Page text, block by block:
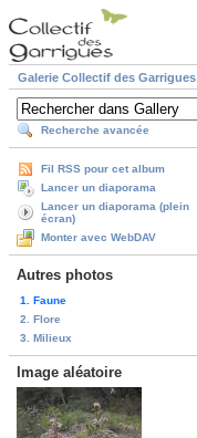
Galerie Collectif des Garrigues
Recherche avancée
Fil RSS pour cet album
Lancer un diaporama
Lancer un diaporama (plein
écran)
Monter avec WebDAV
Autres photos
1. Faune
2. Flore
3. Milieux
Image aléatoire